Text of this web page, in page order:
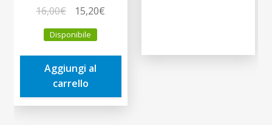
16,00€
prezzo
originale
era:
16,00€.
15,20€
è:
Disponibile
Aggiungi al
carrello